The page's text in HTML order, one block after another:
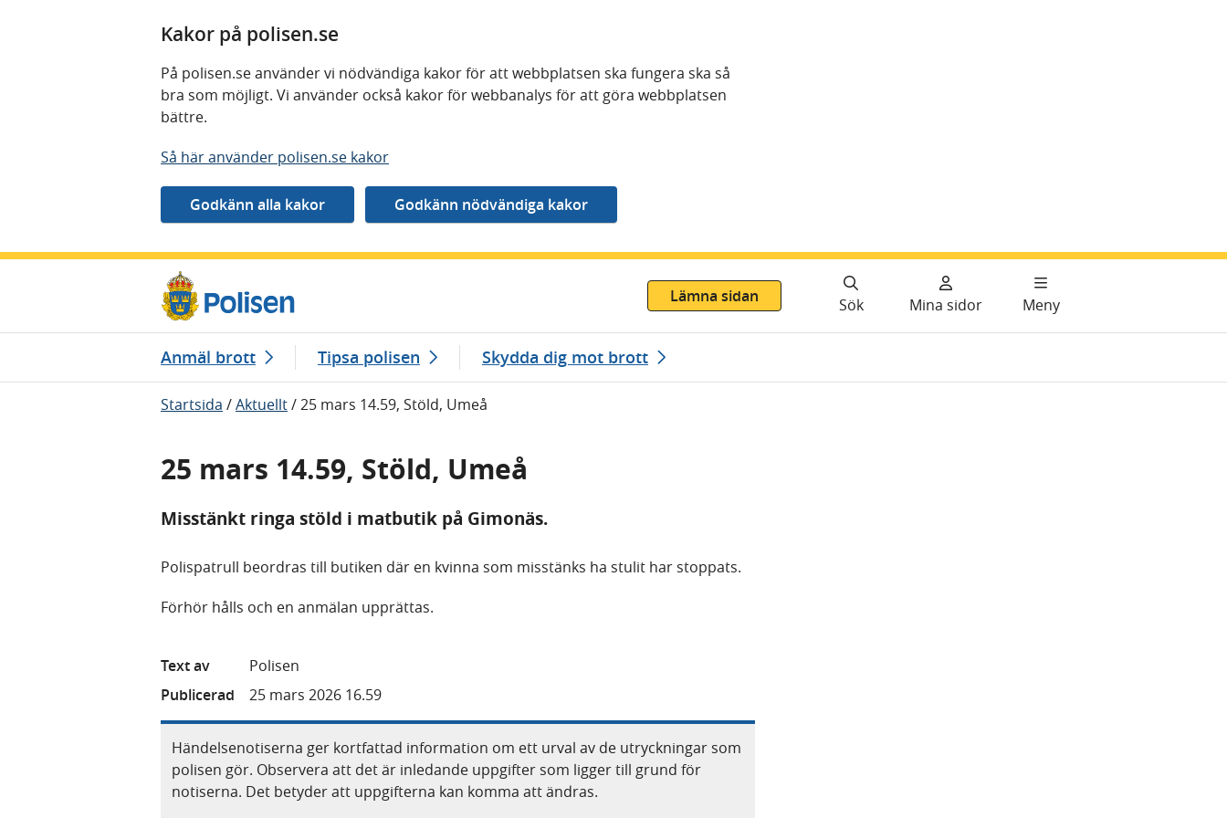
Kakor på polisen.se
På polisen.se använder vi nödvändiga kakor för att webbplatsen ska fungera ska så
bra som möjligt. Vi använder också kakor för webbanalys för att göra webbplatsen
bättre.
Så här använder polisen.se kakor
Lämna sidan
Sök Mina sidor Meny
Anmäl brott Tipsa polisen Skydda dig mot brott
Startsida /Aktuellt/25 mars 14.59, Stöld, Umeå
25 mars 14.59, Stöld, Umeå
Misstänkt ringa stöld i matbutik på Gimonäs.
Polispatrull beordras till butiken där en kvinna som misstänks ha stulit har stoppats.
Förhör hålls och en anmälan upprättas.
Text av
Polisen
Publicerad
25 mars 2026 16.59
Händelsenotiserna ger kortfattad information om ett urval av de utryckningar som
polisen gör. Observera att det är inledande uppgifter som ligger till grund för
notiserna. Det betyder att uppgifterna kan komma att ändras.